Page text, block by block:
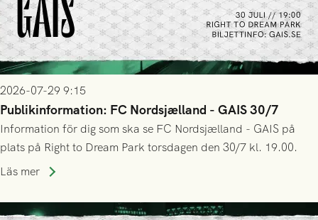
2026-07-29 9:15
Publikinformation: FC Nordsjælland - GAIS 30/7
Information för dig som ska se FC Nordsjælland - GAIS på
plats på Right to Dream Park torsdagen den 30/7 kl. 19.00.
Läs mer